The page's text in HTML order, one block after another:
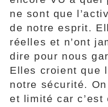
ne sont que
de notre esprit.
réelles et n’ont
dire pour nous
Elles croient que
notre sécurité.
et limité car c’est